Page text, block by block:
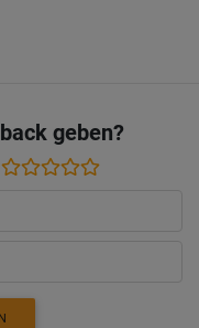
geben?